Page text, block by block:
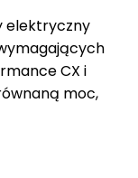
cena
elektryczny
CX i
moc,
elektryczny